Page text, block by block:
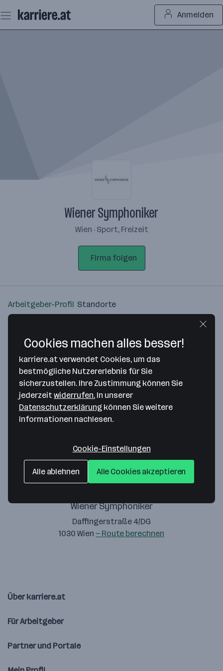
Seiteninhalt
springen
Anmelden
Wiener Symphoniker
Wien · Sport, Freizeit
Firma folgen
Arbeitgeber-Profil Standorte
Bitte stimme unseren Cookie-
Richtlinien zu, um diese Karte
anzuzeigen.
Wiener Symphoniker
Daffingerstraße 4/DG
1030 Wien — Route berechnen
Über karriere.at
Für Arbeitgeber
Partner und Portale
Cookies machen alles besser!
karriere.at verwendet Cookies, um das
bestmögliche Nutzererlebnis für Sie
sicherzustellen. Ihre Zustimmung können Sie
jederzeitwiderrufen. In unserer
Datenschutzerklärung können Sie weitere
Informationen nachlesen.
Cookie-Einstellungen
Alle ablehnen Alle Cookies akzeptieren